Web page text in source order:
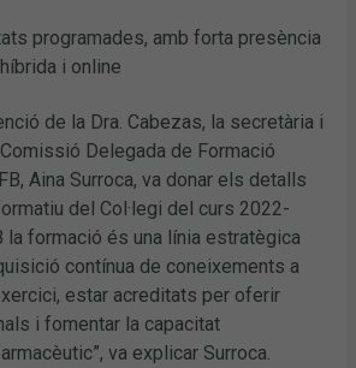
programades, amb forta presència
i online
de la Dra. Cabezas, la secretària i
Delegada de Formació
Aina Surroca, va donar els detalls
del Col·legi del curs 2022-
la formació és una línia estratègica
contínua de coneixements a
estar acreditats per oferir
i fomentar la capacitat
va explicar Surroca.